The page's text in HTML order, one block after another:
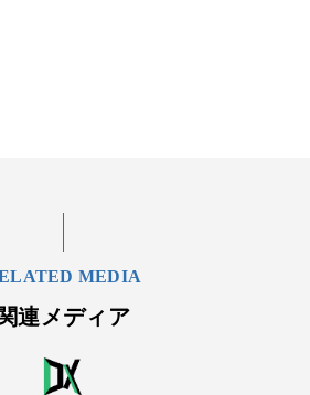
MEDIA
関連メディア